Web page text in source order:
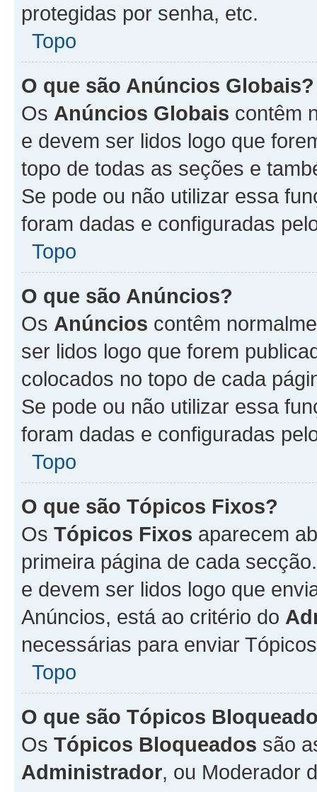
protegidas por senha, etc.
Topo
O que são Anúncios Globais?
Os Anúncios Globais contêm
e devem ser lidos logo que
topo de todas as seções e
Se pode ou não utilizar essa
foram dadas e configuradas
Topo
O que são Anúncios?
Os Anúncios contêm
ser lidos logo que forem
colocados no topo de cada
Se pode ou não utilizar essa
foram dadas e configuradas
Topo
O que são Tópicos Fixos?
Os Tópicos Fixos aparecem
primeira página de cada
e devem ser lidos logo que
Anúncios, está ao critério do
necessárias para enviar
Topo
O que são Tópicos
Os Tópicos Bloqueados são
Administrador, ou Moderador